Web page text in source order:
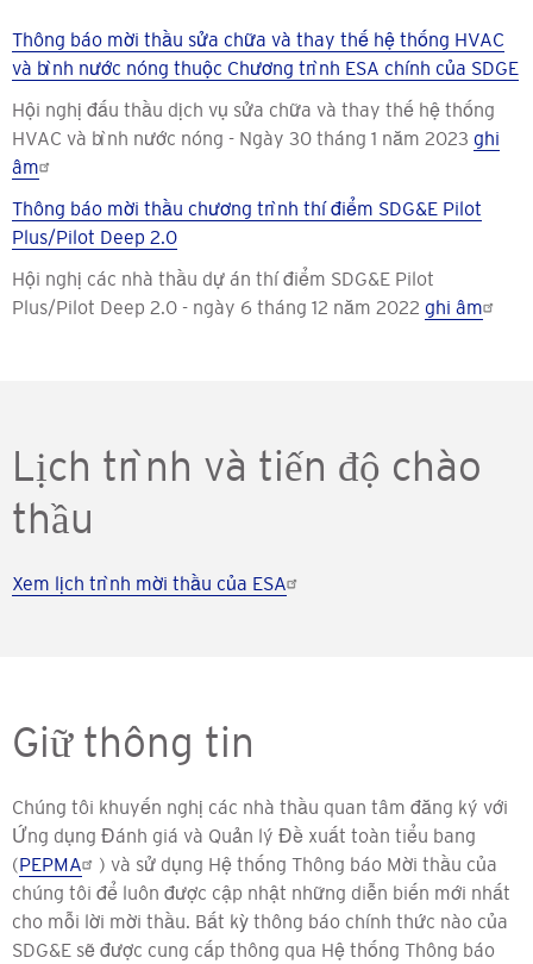
Thông báo mời thầu sửa chữa và thay thế hệ thống HVAC
và bình nước nóng thuộc Chương trình ESA chính của SDGE
Hội nghị đấu thầu dịch vụ sửa chữa và thay thế hệ thống
HVAC và bình nước nóng - Ngày 30 tháng 1 năm 2023 ghi
âm
Thông báo mời thầu chương trình thí điểm SDG&E Pilot
Plus/Pilot Deep 2.0
Hội nghị các nhà thầu dự án thí điểm SDG&E Pilot
Plus/Pilot Deep 2.0 - ngày 6 tháng 12 năm 2022 ghi âm
Lịch trình và tiến độ chào
thầu
Xem lịch trình mời thầu của ESA
Giữ thông tin
Chúng tôi khuyến nghị các nhà thầu quan tâm đăng ký với
Ứng dụng Đánh giá và Quản lý Đề xuất toàn tiểu bang
(PEPMA
) và sử dụng Hệ thống Thông báo Mời thầu của
chúng tôi để luôn được cập nhật những diễn biến mới nhất
cho mỗi lời mời thầu. Bất kỳ thông báo chính thức nào của
SDG&E sẽ được cung cấp thông qua Hệ thống Thông báo